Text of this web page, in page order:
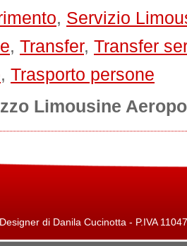
, Servizio
, Transfer, Transfer
, Trasporto persone
Limousine
di Danila Cucinotta - P.IVA